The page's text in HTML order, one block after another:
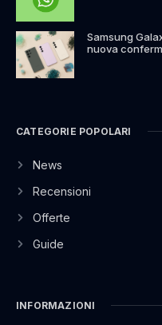
Samsung
nuova
CATEGORIE POPOLARI
News
Recensioni
Offerte
Guide
INFORMAZIONI